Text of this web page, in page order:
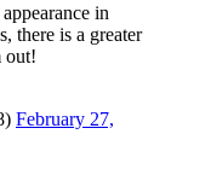
in
there is a greater
out!
February 27,